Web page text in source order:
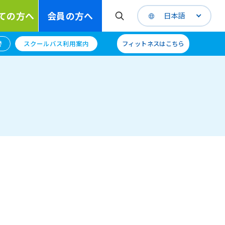
の方へ 会員の方へ 日本語
スクールバス利用案内 フィットネスはこちら